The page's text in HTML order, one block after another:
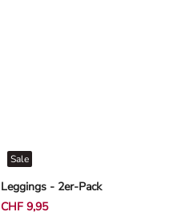
Leggings - 2er-Pack
Sale
CHF 9,95